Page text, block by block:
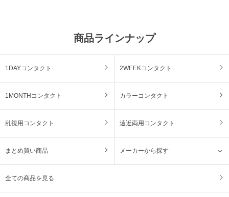
商品ラインナップ
1DAYコンタクト 2WEEKコンタクト
1MONTHコンタクト カラーコンタクト
乱視用コンタクト 遠近両用コンタクト
まとめ買い商品 メーカーから探す
全ての商品を見る